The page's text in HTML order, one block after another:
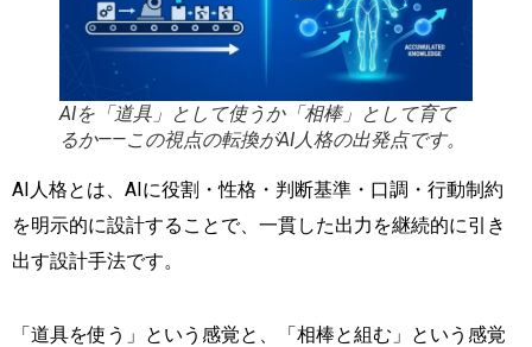
AIを「道具」として使うか「相棒」として育て
るか——この視点の転換がAI人格の出発点です。
AI人格とは、AIに役割・性格・判断基準・口調・行動制約
を明示的に設計することで、一貫した出力を継続的に引き
出す設計手法です。
「道具を使う」という感覚と、「相棒と組む」という感覚